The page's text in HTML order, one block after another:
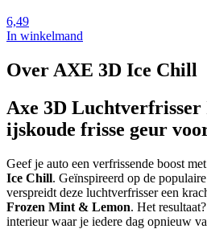
6,49
In winkelmand
Over AXE 3D Ice Chill
Axe 3D Luchtverfrisser
ijskoude frisse geur
Geef je auto een verfrissende boost
Ice Chill. Geïnspireerd op de
verspreidt deze luchtverfrisser een
Frozen Mint & Lemon. Het
interieur waar je iedere dag opnieuw